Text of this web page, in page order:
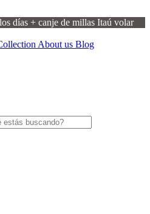
días + canje de millas Itaú volar
About us Blog